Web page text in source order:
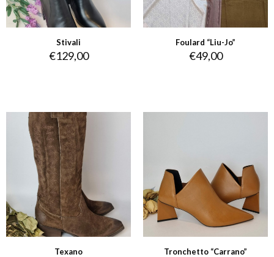
Stivali
€129,00
Foulard “Liu-Jo”
€49,00
Texano Tronchetto “Carrano”